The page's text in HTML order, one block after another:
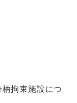
拘束施設につ